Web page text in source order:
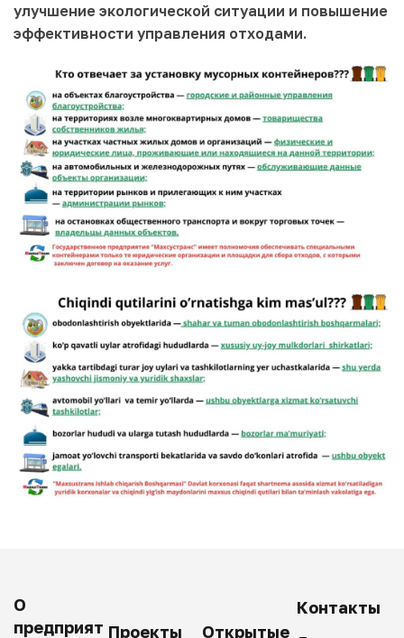
улучшение экологической ситуации и повышение
эффективности управления отходами.
О
предприят Проекты
Открытые
Контакты